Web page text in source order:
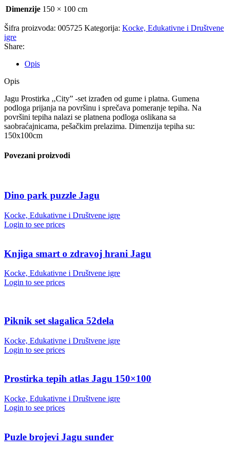
Dimenzije 150 × 100 cm
Šifra proizvoda: 005725 Kategorija: Kocke, Edukativne i Društvene
igre
Share:
Opis
Opis
Jagu Prostirka ,,City” -set izrađen od gume i platna. Gumena
podloga prijanja na površinu i sprečava pomeranje tepiha. Na
površini tepiha nalazi se platnena podloga oslikana sa
saobraćajnicama, pešačkim prelazima. Dimenzija tepiha su:
150x100cm
Povezani proizvodi
Dino park puzzle Jagu
Kocke, Edukativne i Društvene igre
Login to see prices
Knjiga smart o zdravoj hrani Jagu
Kocke, Edukativne i Društvene igre
Login to see prices
Piknik set slagalica 52dela
Kocke, Edukativne i Društvene igre
Login to see prices
Prostirka tepih atlas Jagu 150×100
Kocke, Edukativne i Društvene igre
Login to see prices
Puzle brojevi Jagu sunđer